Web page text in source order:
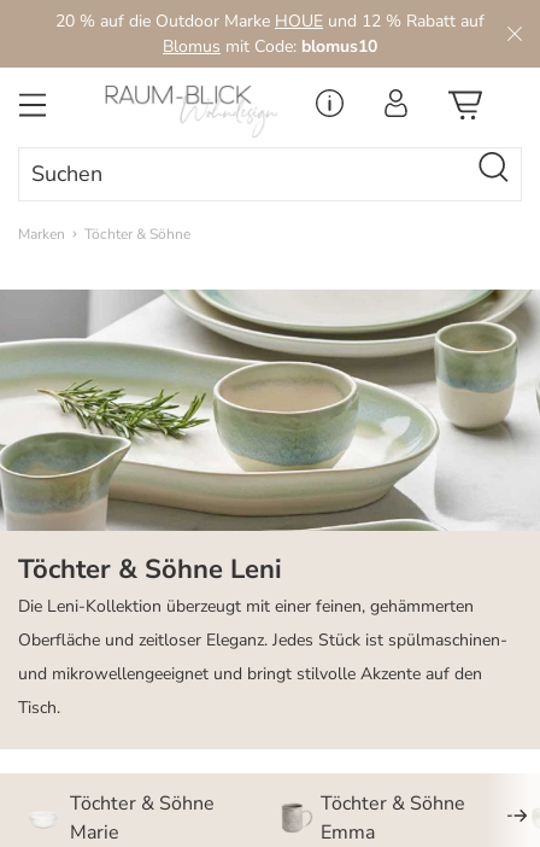
Zum Hauptinhalt springen
20 % auf die Outdoor Marke HOUE und 12 % Rabatt auf
Blomus mit Code: blomus10
Marken Töchter & Söhne
Töchter & Söhne Leni
Die Leni-Kollektion überzeugt mit einer feinen, gehämmerten
Oberfläche und zeitloser Eleganz. Jedes Stück ist spülmaschinen-
und mikrowellengeeignet und bringt stilvolle Akzente auf den
Tisch.
Töchter & Söhne
Marie
Töchter & Söhne
Emma